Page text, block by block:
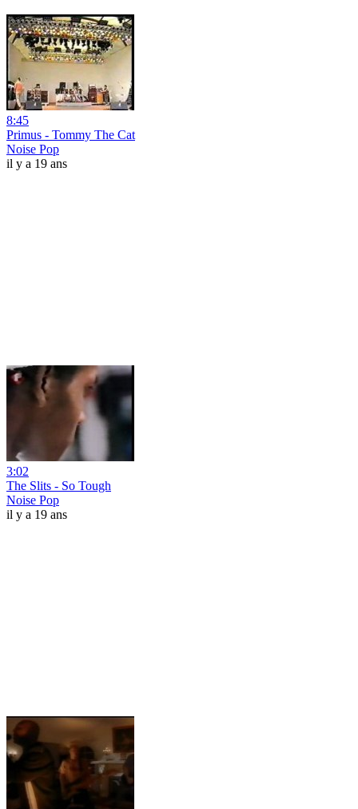
8:45
Primus - Tommy The Cat
Noise Pop
il y a 19 ans
3:02
The Slits - So Tough
Noise Pop
il y a 19 ans